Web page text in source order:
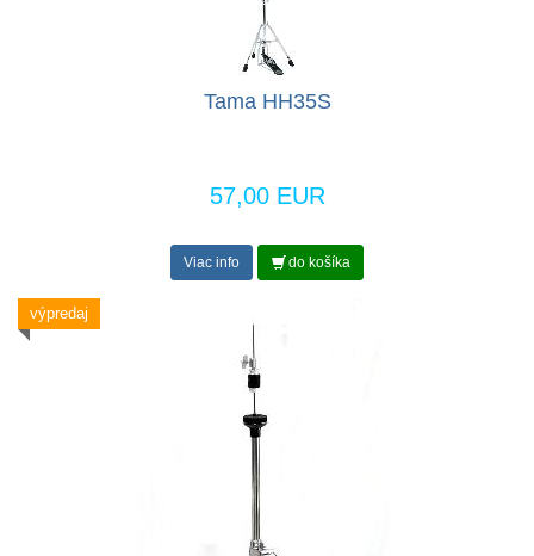
Tama HH35S
57,00 EUR
Viac info do košíka
výpredaj